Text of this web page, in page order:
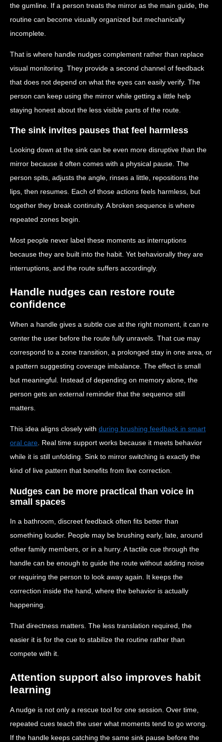
the gumline. If a person treats the mirror as the main guide, the
routine can become visually organized but mechanically
incomplete.
That is where handle nudges complement rather than replace
visual monitoring. They provide a second channel of feedback
that does not depend on what the eyes can easily verify. The
person can keep using the mirror while getting a little help
staying honest about the less visible parts of the route.
The sink invites pauses that feel harmless
Looking down at the sink can be even more disruptive than the
mirror because it often comes with a physical pause. The
person spits, adjusts the angle, rinses a little, repositions the
lips, then resumes. Each of those actions feels harmless, but
together they break continuity. A broken sequence is where
repeated zones begin.
Most people never label these moments as interruptions
because they are built into the habit. Yet behaviorally they are
interruptions, and the route suffers accordingly.
Handle nudges can restore route
confidence
When a handle gives a subtle cue at the right moment, it can re
center the user before the route fully unravels. That cue may
correspond to a zone transition, a prolonged stay in one area, or
a pattern suggesting coverage imbalance. The effect is small
but meaningful. Instead of depending on memory alone, the
person gets an external reminder that the sequence still
matters.
This idea aligns closely with during brushing feedback in smart
oral care. Real time support works because it meets behavior
while it is still unfolding. Sink to mirror switching is exactly the
kind of live pattern that benefits from live correction.
Nudges can be more practical than voice in
small spaces
In a bathroom, discreet feedback often fits better than
something louder. People may be brushing early, late, around
other family members, or in a hurry. A tactile cue through the
handle can be enough to guide the route without adding noise
or requiring the person to look away again. It keeps the
correction inside the hand, where the behavior is actually
happening.
That directness matters. The less translation required, the
easier it is for the cue to stabilize the routine rather than
compete with it.
Attention support also improves habit
learning
A nudge is not only a rescue tool for one session. Over time,
repeated cues teach the user what moments tend to go wrong.
If the handle keeps catching the same sink pause before the